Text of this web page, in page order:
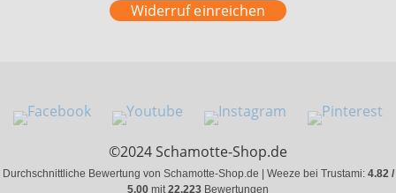
Widerruf einreichen
©2024 Schamotte-Shop.de
Durchschnittliche Bewertung von Schamotte-Shop.de | Weeze bei Trustami: 4.82 /
5.00 mit22.223 Bewertungen